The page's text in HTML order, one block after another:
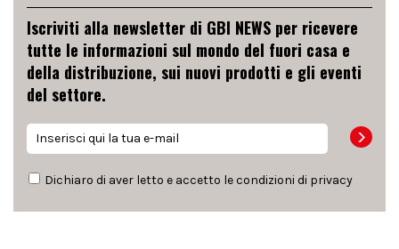
Iscriviti alla newsletter di GBI NEWS per ricevere
tutte le informazioni sul mondo del fuori casa e
della distribuzione, sui nuovi prodotti e gli eventi
del settore.
Dichiaro di aver letto e accetto le condizioni di privacy